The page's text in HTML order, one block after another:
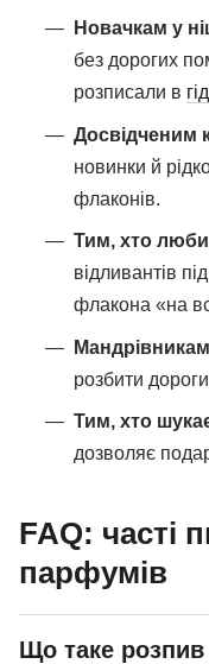
Новачкам у
без дорогих
розписали в
Досвідченим
новинки й
флаконів.
Тим, хто
відливантів
флакона «на
Мандрівникам
розбити
Тим, хто
дозволяє
FAQ: часті
парфумів
Що таке